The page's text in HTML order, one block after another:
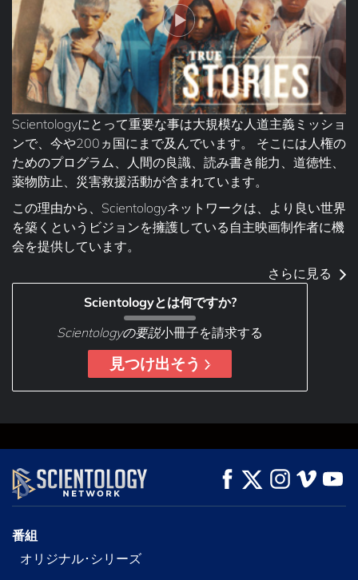
Scientologyにとって重要な事は大規模な人道主義ミッショ
ンで、今や200ヵ国にまで及んでいます。 そこには人権の
ためのプログラム、人間の良識、読み書き能力、道徳性、
薬物防止、災害救援活動が含まれています。
この理由から、Scientologyネットワークは、より良い世界
を築くというビジョンを擁護している自主映画制作者に機
会を提供しています。
さらに見る
Scientologyとは何ですか?
Scientologyの要説小冊子を請求する
見つけ出そう
番組
オリジナル･シリーズ